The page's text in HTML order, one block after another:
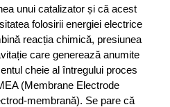
unui catalizator și că acest
folosirii energiei electrice
reacția chimică, presiunea
care generează anumite
cheie al întregului proces
(Membrane Electrode
membrană). Se pare că